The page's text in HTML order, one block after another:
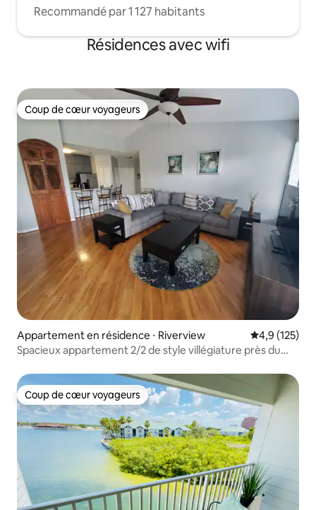
Recommandé par 1 127 habitants
Résidences avec wifi
Coup de cœur voyageurs
Coup de cœur voyageurs
Appartement en résidence ⋅ Riverview Évaluation
4,9 (125)
Spacieux appartement 2/2 de style villégiature près du
Coup de cœur voyageurs
Coup de cœur voyageurs